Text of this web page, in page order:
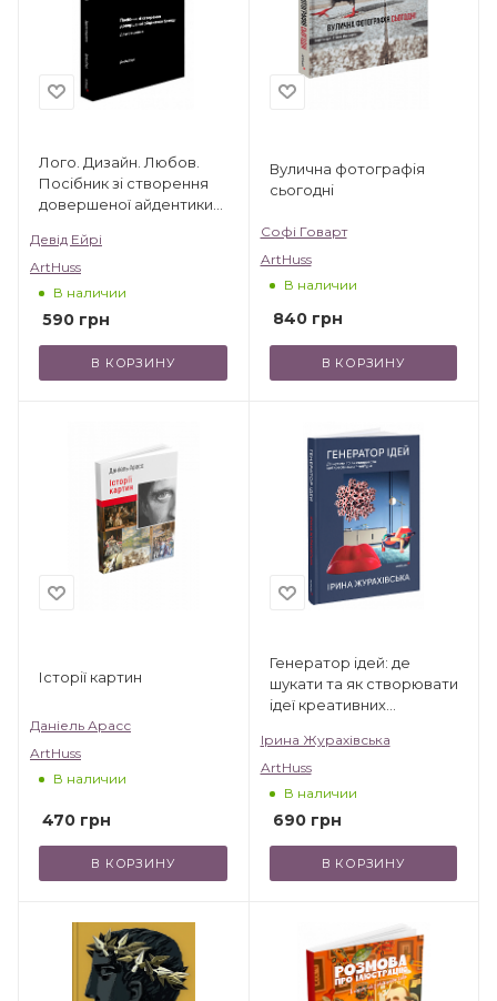
Лого. Дизайн. Любов.
Посібник зі створення
довершеної айдентики
Девід Ейрі
ArtHuss
В наличии
590 грн
В КОРЗИНУ
Вулична фотографія
сьогодні
Софі Говарт
ArtHuss
В наличии
840грн
В КОРЗИНУ
Історії картин
Даніель Арасс
ArtHuss
В наличии
470 грн
В КОРЗИНУ
Генератор ідей: де
шукати та як створювати
ідеї креативних
Ірина Журахівська
ArtHuss
В наличии
690грн
В КОРЗИНУ